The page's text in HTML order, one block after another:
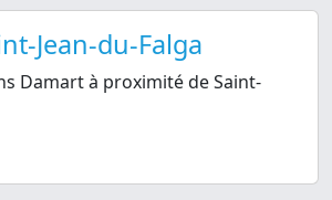
Jean-du-Falga
Damart à proximité de Saint-